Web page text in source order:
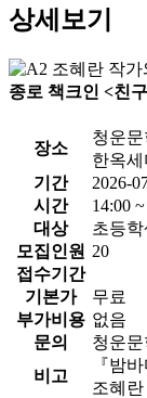
상세보기
종로 책크인 <친
장소
청운
한옥
기간
2026-
시간
14:00
대상
초등학
모집인원 20
접수기간
기본가
무료
부가비용 없음
문의
청운
비고
『밤
조혜